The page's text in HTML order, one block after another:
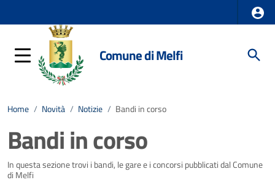
Comune di Melfi
Home / Novità / Notizie / Bandi in corso
Bandi in corso
In questa sezione trovi i bandi, le gare e i concorsi pubblicati dal Comune
di Melfi